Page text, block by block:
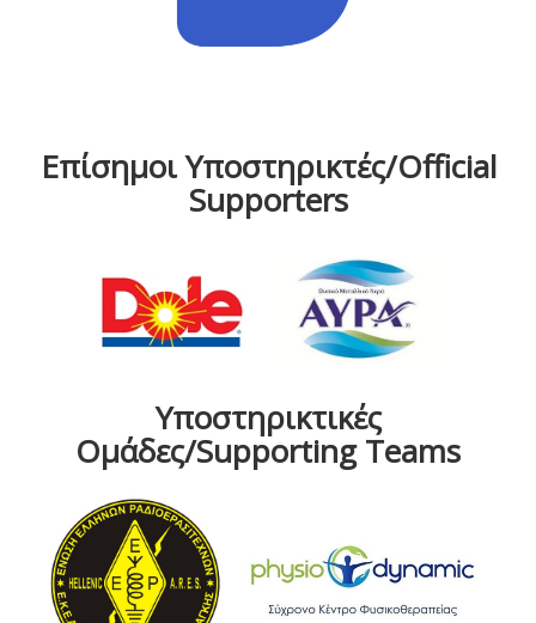
Επίσημοι Υποστηρικτές/Official
Supporters
Υποστηρικτικές
Ομάδες/Supporting Teams